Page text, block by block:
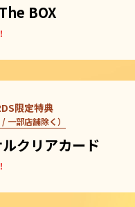
BOX
限定特典
一部店舗除く）
ルクリアカード